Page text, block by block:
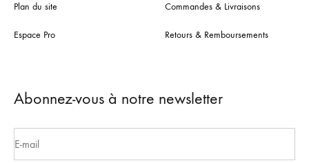
Plan du site
Espace Pro
Commandes & Livraisons
Retours & Remboursements
Abonnez-vous à notre newsletter